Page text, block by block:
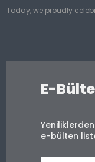
Today, we proudly
E-
e-bülten